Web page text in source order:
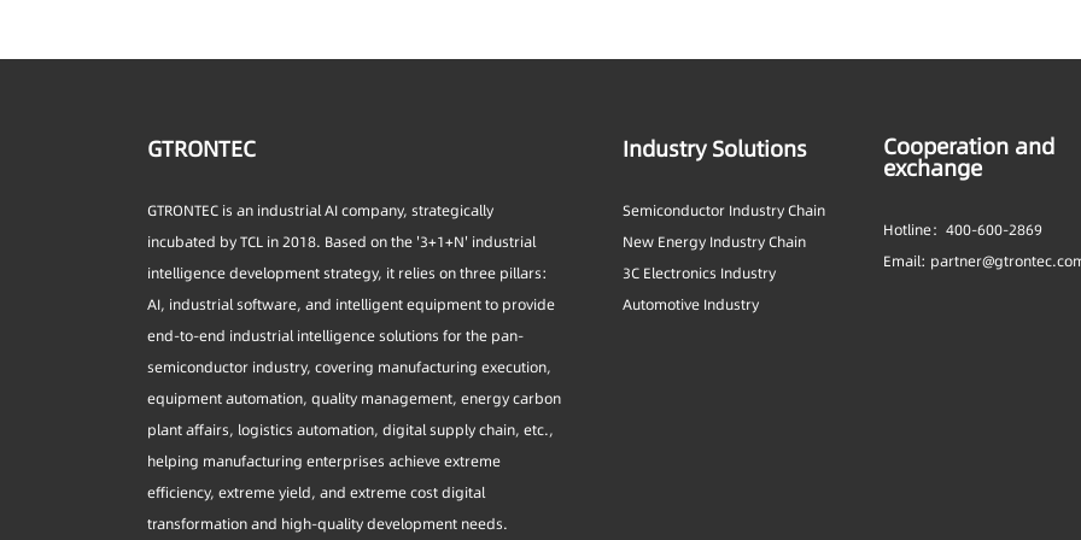
GTRONTEC
GTRONTEC is an industrial AI company, strategically
incubated by TCL in 2018. Based on the '3+1+N' industrial
intelligence development strategy, it relies on three pillars:
AI, industrial software, and intelligent equipment to provide
end-to-end industrial intelligence solutions for the pan-
semiconductor industry, covering manufacturing execution,
equipment automation, quality management, energy carbon
plant affairs, logistics automation, digital supply chain, etc.,
helping manufacturing enterprises achieve extreme
efficiency, extreme yield, and extreme cost digital
transformation and high-quality development needs.
Industry Solutions
Semiconductor Industry Chain
New Energy Industry Chain
3C Electronics Industry
Automotive Industry
Cooperation and
exchange
Hotline：400-600-2869
Email: